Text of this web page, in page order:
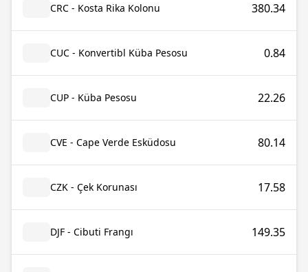
CRC - Kosta Rika Kolonu 380.34
CUC - Konvertibl Küba Pesosu 0.84
CUP - Küba Pesosu 22.26
CVE - Cape Verde Esküdosu 80.14
CZK - Çek Korunası 17.58
DJF - Cibuti Frangı 149.35